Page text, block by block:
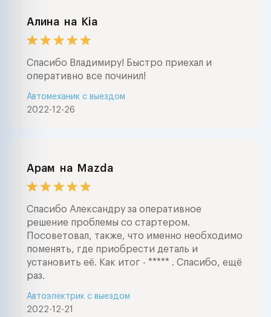
Алина на Kia
Спасибо Владимиру! Быстро приехал и
оперативно все починил!
2022-12-26
Автомеханик с выездом
Арам на Mazda
Спасибо Александру за оперативное
решение проблемы со стартером.
Посоветовал, также, что именно необходимо
поменять, где приобрести деталь и
установить её. Как итог - ***** . Спасибо, ещё
раз.
2022-12-21
Автоэлектрик с выездом